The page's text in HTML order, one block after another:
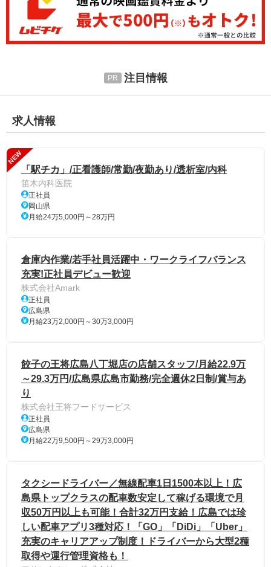
注目情報
求人情報
NEW
「駅チカ」/正看護師/常勤/夜勤あり/透析室/内科
笛木内科医院
正社員
岡山県
月給24万5,000円～28万円
倉庫内作業/若手社員活躍中・ワークライフバランス
充実!正社員デビュー歓迎
株式会社Amark
正社員
広島県
月給23万2,000円～30万3,000円
餃子の王将広島八丁堀店の店舗スタッフ/月給22.9万
～29.3万円/広島県広島市勤務/完全週休2日制/賞与あ
り
株式会社王将フードサービス
正社員
広島県
月給22万9,500円～29万3,000円
タクシードライバー／無線配車1日1500本以上！広
島県トップクラスの配車数安定して稼げる環境で月
収50万円以上も可能！合計32万円支給！広島では珍
しい配車アプリ3種対応！「GO」「DiDi」「Uber」
充実のキャリアアップ制度！ドライバーから大型2種
取得や運行管理資格も！